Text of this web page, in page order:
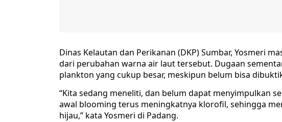
Dinas Kelautan dan Perikanan (DKP) Sumbar, Yosmeri
dari perubahan warna air laut tersebut. Dugaan
plankton yang cukup besar, meskipun belum bisa
“Kita sedang meneliti, dan belum dapat menyimpulkan
awal blooming terus meningkatnya klorofil, sehingga
hijau,” kata Yosmeri di Padang.